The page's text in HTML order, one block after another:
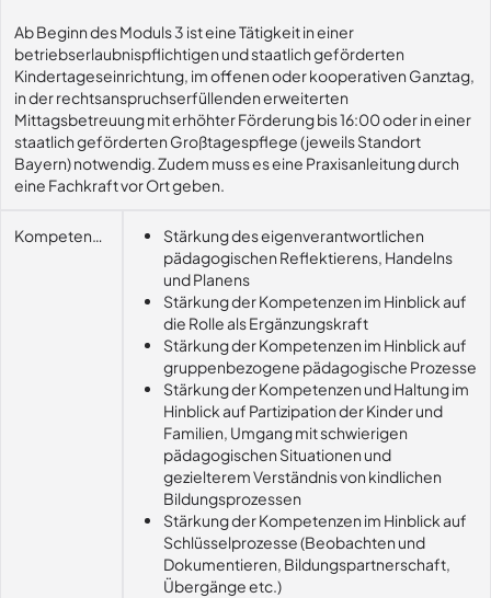
Ab Beginn des Moduls 3 ist eine Tätigkeit in einer
betriebserlaubnispflichtigen und staatlich geförderten
Kindertageseinrichtung, im offenen oder kooperativen Ganztag,
in der rechtsanspruchserfüllenden erweiterten
Mittagsbetreuung mit erhöhter Förderung bis 16:00 oder in einer
staatlich geförderten Großtagespflege (jeweils Standort
Bayern) notwendig. Zudem muss es eine Praxisanleitung durch
eine Fachkraft vor Ort geben.
Kompetenzerwerb
Stärkung des eigenverantwortlichen
pädagogischen Reflektierens, Handelns
und Planens
Stärkung der Kompetenzen im Hinblick auf
die Rolle als Ergänzungskraft
Stärkung der Kompetenzen im Hinblick auf
gruppenbezogene pädagogische Prozesse
Stärkung der Kompetenzen und Haltung im
Hinblick auf Partizipation der Kinder und
Familien, Umgang mit schwierigen
pädagogischen Situationen und
gezielterem Verständnis von kindlichen
Bildungsprozessen
Stärkung der Kompetenzen im Hinblick auf
Schlüsselprozesse (Beobachten und
Dokumentieren, Bildungspartnerschaft,
Übergänge etc.)